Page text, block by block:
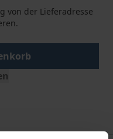
von der Lieferadresse